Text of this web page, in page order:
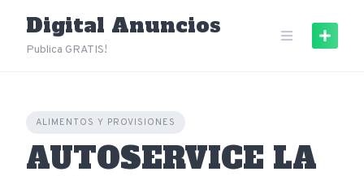
content
Digital Anuncios
Publica GRATIS!
ALIMENTOS Y PROVISIONES
AUTOSERVICE LA